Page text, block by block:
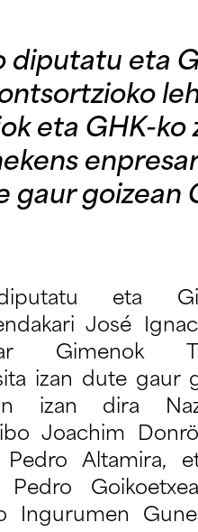
diputatu eta
eta GHK-ko
gaur goizean
eta
José
Gimenok
izan dute gaur
izan dira
Joachim
Altamira,
Ingurumen